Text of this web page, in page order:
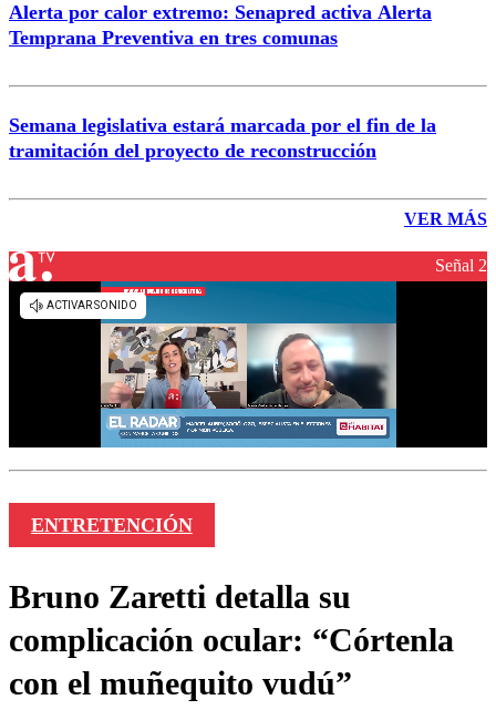
Alerta por calor extremo: Senapred activa Alerta
Temprana Preventiva en tres comunas
Semana legislativa estará marcada por el fin de la
tramitación del proyecto de reconstrucción
VER MÁS
Señal 2
ENTRETENCIÓN
Bruno Zaretti detalla su
complicación ocular: “Córtenla
con el muñequito vudú”